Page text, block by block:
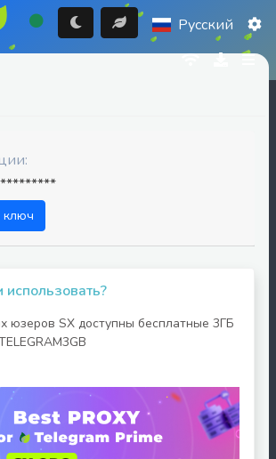
Русский
ключ
использовать?
юзеров SX доступны бесплатные 3ГБ